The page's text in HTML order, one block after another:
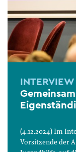
INTERVIEW
(4.12.2024) Im
Vorsitzende der